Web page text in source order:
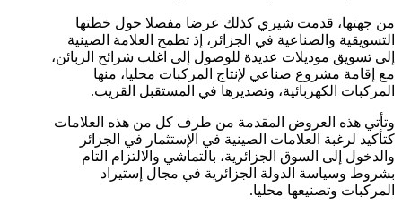
من جهتها، قدمت شيري كذلك عرضا مفصلا حول خطتها
التسويقية والصناعية في الجزائر، إذ تطمح العلامة الصينية
إلى تسويق موديلات عديدة للوصول إلى اغلب شرائح الزبائن،
مع إقامة مشروع صناعي لإنتاج المركبات محليا، منها
المركبات الكهربائية، وتصديرها في المستقبل القريب.
وتأتي هذه العروض المقدمة من طرف كل من هذه العلامات
كتأكيد لرغبة العلامات الصينية في الإستثمار في الجزائر
والدخول إلى السوق الجزائرية، بالتماشي والالتزام التام
بشروط وسياسة الدولة الجزائرية في مجال إستيراد
المركبات وتصنيعها محليا.